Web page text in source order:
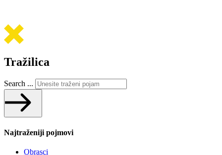
Tražilica
Search ...
Najtraženiji pojmovi
Obrasci